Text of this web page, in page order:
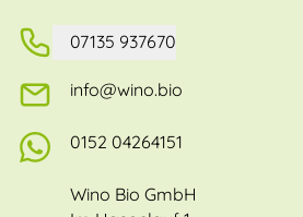
07135 937670
info@wino.bio
0152 04264151
Wino Bio GmbH